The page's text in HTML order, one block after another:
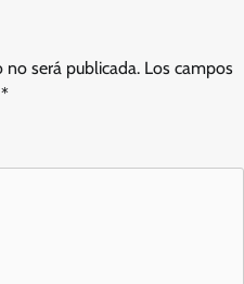
no será publicada. Los campos
*